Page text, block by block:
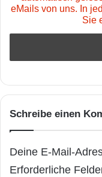
eMails von uns. In
Sie
Schreibe einen
Deine E-Mail-
Erforderliche